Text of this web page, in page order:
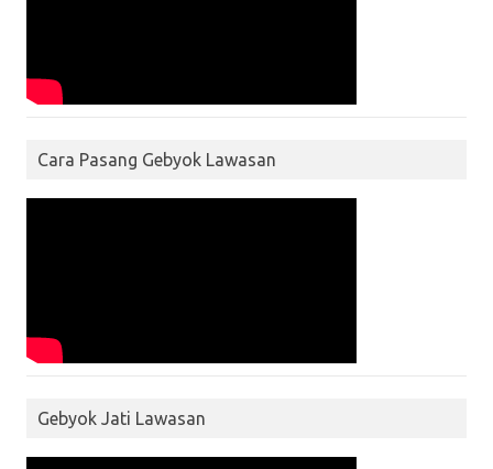
Cara Pasang Gebyok Lawasan
Gebyok Jati Lawasan